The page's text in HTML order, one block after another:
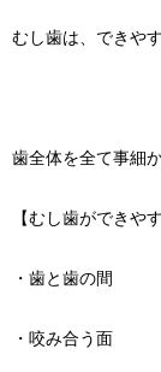
むし歯は、できや
歯全体を全て事細
【むし歯ができや
・歯と歯の間
・咬み合う面